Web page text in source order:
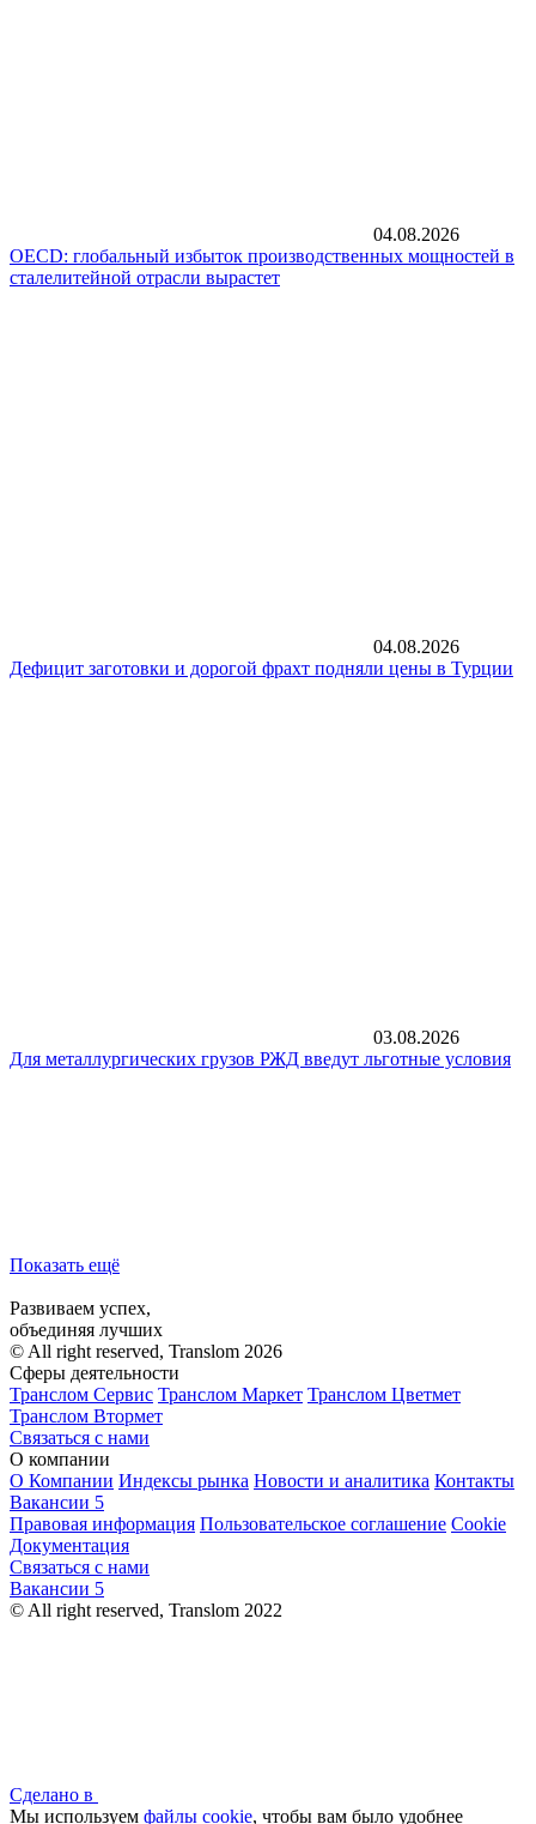
04.08.2026
OECD: глобальный избыток производственных мощностей в
сталелитейной отрасли вырастет
04.08.2026
Дефицит заготовки и дорогой фрахт подняли цены в Турции
03.08.2026
Для металлургических грузов РЖД введут льготные условия
Показать ещё
Развиваем успех,
объединяя лучших
© All right reserved, Translom 2026
Сферы деятельности
Транслом Сервис Транслом Маркет Транслом Цветмет
Транслом Втормет
Связаться с нами
О компании
О Компании Индексы рынка Новости и аналитика Контакты
Вакансии 5
Правовая информация Пользовательское соглашение Cookie
Документация
Связаться с нами
Вакансии 5
© All right reserved, Translom 2022
Сделано в
Мы используем файлы cookie, чтобы вам было удобнее